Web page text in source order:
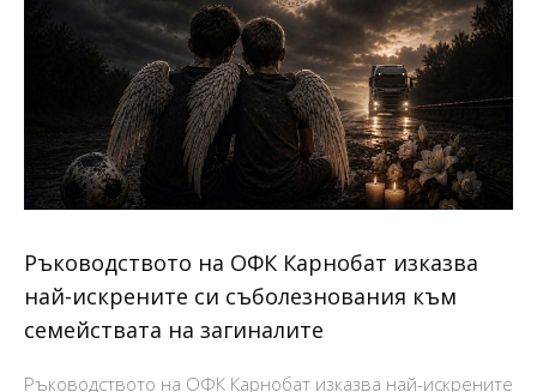
Ръководството на ОФК Карнобат изказва
най-искрените си съболезнования към
семействата на загиналите
Ръководството на ОФК Карнобат изказва най-искрените